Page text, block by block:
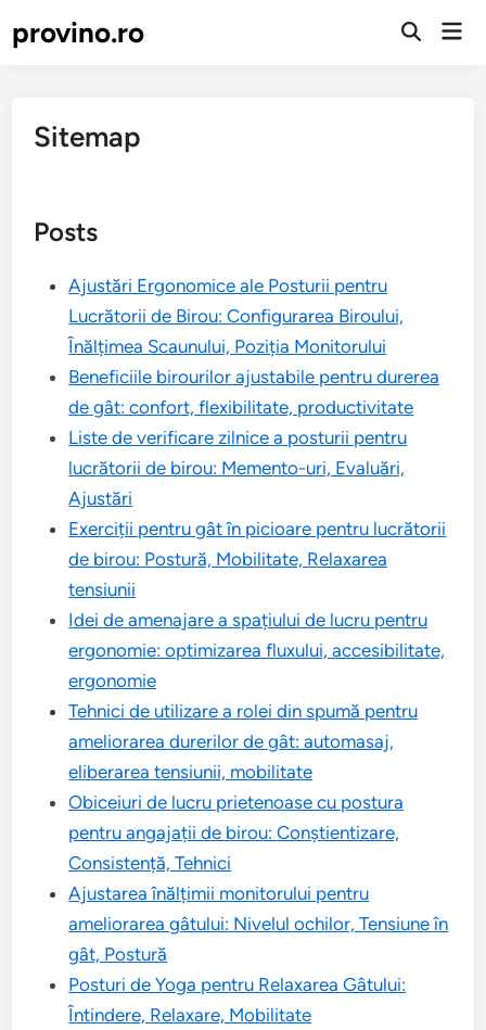
provino.ro
Open
Sitemap
Posts
Ajustări Ergonomice ale Posturii pentru
Lucrătorii de Birou: Configurarea Biroului,
Înălțimea Scaunului, Poziția Monitorului
Beneficiile birourilor ajustabile pentru durerea
de gât: confort, flexibilitate, productivitate
Liste de verificare zilnice a posturii pentru
lucrătorii de birou: Memento-uri, Evaluări,
Ajustări
Exerciții pentru gât în picioare pentru lucrătorii
de birou: Postură, Mobilitate, Relaxarea
tensiunii
Idei de amenajare a spațiului de lucru pentru
ergonomie: optimizarea fluxului, accesibilitate,
ergonomie
Tehnici de utilizare a rolei din spumă pentru
ameliorarea durerilor de gât: automasaj,
eliberarea tensiunii, mobilitate
Obiceiuri de lucru prietenoase cu postura
pentru angajații de birou: Conștientizare,
Consistență, Tehnici
Ajustarea înălțimii monitorului pentru
ameliorarea gâtului: Nivelul ochilor, Tensiune în
gât, Postură
Posturi de Yoga pentru Relaxarea Gâtului:
Întindere, Relaxare, Mobilitate